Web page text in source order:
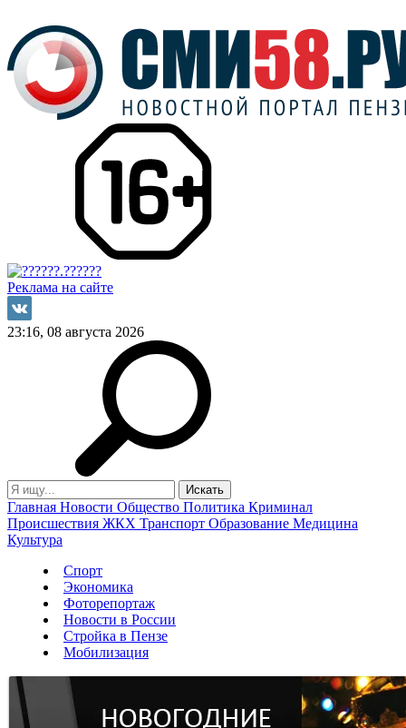
Реклама на сайте
23:16, 08 августа 2026
Главная Новости Общество Политика Криминал
Происшествия ЖКХ Транспорт Образование Медицина
Культура
Спорт
Экономика
Фоторепортаж
Новости в России
Стройка в Пензе
Мобилизация